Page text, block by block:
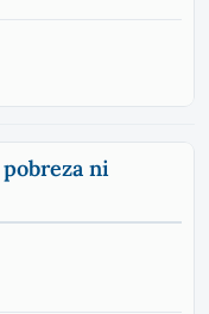
ni